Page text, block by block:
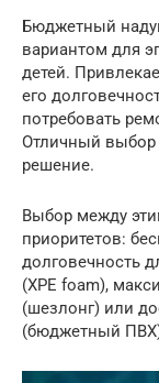
Бюджетный
вариантом для
детей.
его
потребовать
Отличный выбор
решение.
Выбор между
приоритетов:
долговечность
(XPE foam),
(шезлонг) или
(бюджетный